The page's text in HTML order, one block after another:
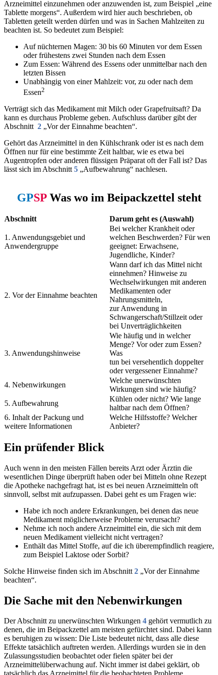
Arzneimittel einzunehmen oder anzuwenden ist, zum Beispiel „eine
Tablette morgens“. Außerdem wird hier auch beschrieben, ob
Tabletten geteilt werden dürfen und was in Sachen Mahlzeiten zu
beachten ist. So bedeutet zum Beispiel:
Auf nüchternen Magen: 30 bis 60 Minuten vor dem Essen
oder frühestens zwei Stunden nach dem Essen
Zum Essen: Während des Essens oder unmittelbar nach den
letzten Bissen
Unabhängig von einer Mahlzeit: vor, zu oder nach dem
Essen2
Verträgt sich das Medikament mit Milch oder Grapefruitsaft? Da
kann es durchaus Probleme geben. Aufschluss darüber gibt der
Abschnitt 2 „Vor der Einnahme beachten“.
Gehört das Arzneimittel in den Kühlschrank oder ist es nach dem
Öffnen nur für eine bestimmte Zeit haltbar, wie es etwa bei
Augentropfen oder anderen flüssigen Präparat oft der Fall ist? Das
lässt sich im Abschnitt 5 „Aufbewahrung“ nachlesen.
GPSPWas wo im Beipackzettel steht
Abschnitt Darum geht es (Auswahl)
1. Anwendungsgebiet und
Anwendergruppe
Bei welcher Krankheit oder
welchen Beschwerden? Für wen
geeignet: Erwachsene,
Jugendliche, Kinder?
2. Vor der Einnahme beachten
Wann darf ich das Mittel nicht
einnehmen? Hinweise zu
Wechselwirkungen mit anderen
Medikamenten oder
Nahrungsmitteln,
zur Anwendung in
Schwangerschaft/Stillzeit oder
bei Unverträglichkeiten
3. Anwendungshinweise
Wie häufig und in welcher
Menge? Vor oder zum Essen?
Was
tun bei versehentlich doppelter
oder vergessener Einnahme?
4. Nebenwirkungen
Welche unerwünschten
Wirkungen sind wie häufig?
5. Aufbewahrung
Kühlen oder nicht? Wie lange
haltbar nach dem Öffnen?
6. Inhalt der Packung und
weitere Informationen
Welche Hilfsstoffe? Welcher
Anbieter?
Ein prüfender Blick
Auch wenn in den meisten Fällen bereits Arzt oder Ärztin die
wesentlichen Dinge überprüft haben oder bei Mitteln ohne Rezept
die Apotheke nachgefragt hat, ist es bei neuen Arzneimitteln oft
sinnvoll, selbst mit aufzupassen. Dabei geht es um Fragen wie:
Habe ich noch andere Erkrankungen, bei denen das neue
Medikament möglicherweise Probleme verursacht?
Nehme ich noch andere Arzneimittel ein, die sich mit dem
neuen Medikament vielleicht nicht vertragen?
Enthält das Mittel Stoffe, auf die ich überempfindlich reagiere,
zum Beispiel Laktose oder Sorbit?
Solche Hinweise finden sich im Abschnitt 2 „Vor der Einnahme
beachten“.
Die Sache mit den Nebenwirkungen
Der Abschnitt zu unerwünschten Wirkungen 4 gehört vermutlich zu
denen, die im Beipackzettel am meisten gefürchtet sind. Dabei kann
es beruhigen zu wissen: Die Liste bedeutet nicht, dass alle diese
Effekte tatsächlich auftreten werden. Allerdings wurden sie in den
Zulassungsstudien beobachtet oder fielen später bei der
Arzneimittelüberwachung auf. Nicht immer ist dabei geklärt, ob